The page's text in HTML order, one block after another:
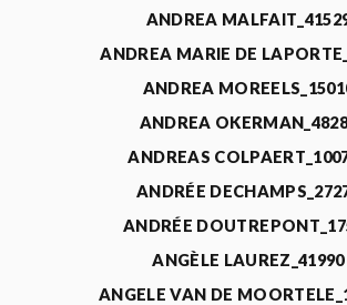
ANDREA
ANDREA MARIE DE
ANDREA
ANDREA
ANDREAS
ANDRÉE
ANDRÉE
ANGÈLE LAUREZ_41990
ANGELE VAN DE